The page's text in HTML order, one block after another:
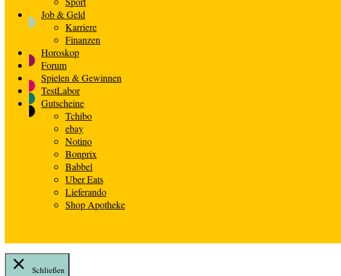
Job & Geld
Karriere
Finanzen
Horoskop
Forum
Spielen & Gewinnen
TestLabor
Gutscheine
Tchibo
ebay
Notino
Bonprix
Babbel
Uber Eats
Lieferando
Shop Apotheke
Schließen